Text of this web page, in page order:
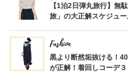
【1泊2日弾丸旅行】無
旅」の大正解スケジュー
Fashion
黒より断然垢抜ける！
が正解！着回しコーデ３